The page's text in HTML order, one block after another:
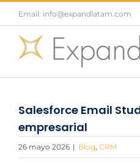
Saltar
al
contenido
Email: info@expandlatam.com
Salesforce Email
empresarial
26 mayo 2026 | Blog, CRM